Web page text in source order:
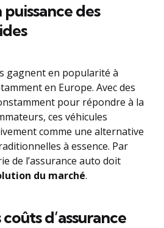
des
gagnent en popularité à
en Europe. Avec des
pour répondre à la
ces véhicules
comme une alternative
à essence. Par
de l’assurance auto doit
du marché.
d’assurance